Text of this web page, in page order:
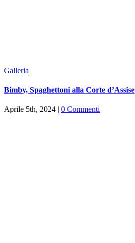
Galleria
Bimby, Spaghettoni alla Corte d’Assise
Aprile 5th, 2024 0 Commenti